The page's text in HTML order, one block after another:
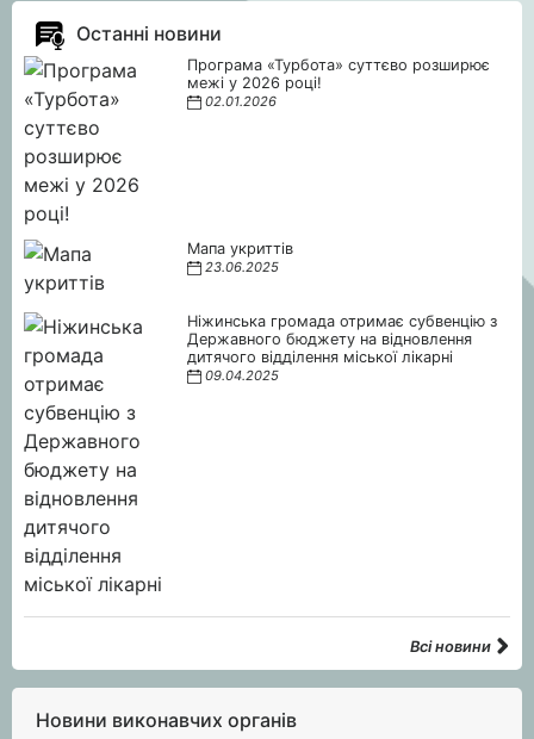
Останні новини
Програма «Турбота» суттєво розширює
межі у 2026 році!
02.01.2026
Мапа укриттів
23.06.2025
Ніжинська громада отримає субвенцію з
Державного бюджету на відновлення
дитячого відділення міської лікарні
09.04.2025
Всі новини
Новини виконавчих органів